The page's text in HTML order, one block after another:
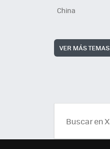
China
VER MÁS TEMAS